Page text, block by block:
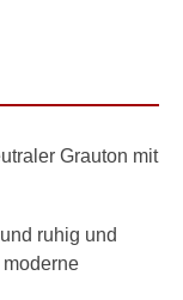
Grauton mit
ruhig und